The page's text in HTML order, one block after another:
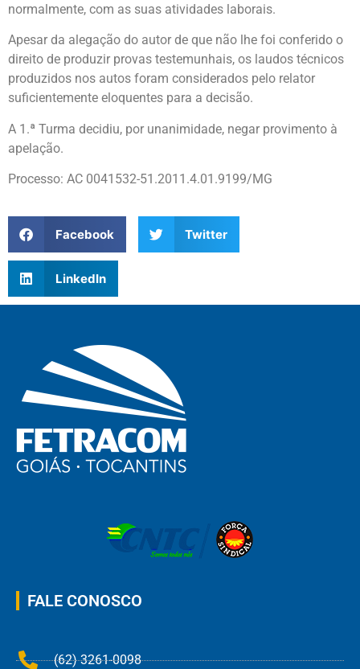
normalmente, com as suas atividades laborais.
Apesar da alegação do autor de que não lhe foi conferido o
direito de produzir provas testemunhais, os laudos técnicos
produzidos nos autos foram considerados pelo relator
suficientemente eloquentes para a decisão.
A 1.ª Turma decidiu, por unanimidade, negar provimento à
apelação.
Processo: AC 0041532-51.2011.4.01.9199/MG
Facebook Twitter
LinkedIn
FALE CONOSCO
(62) 3261-0098